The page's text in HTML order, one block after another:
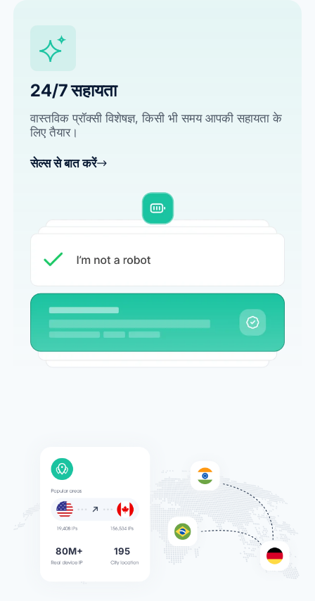
24/7 सहायता
वास्तविक प्रॉक्सी विशेषज्ञ, किसी भी समय आपकी सहायता के
लिए तैयार।
सेल्स से बात करें
80M+ 195